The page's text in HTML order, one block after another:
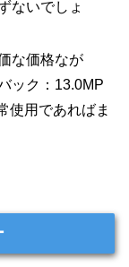
ないでしょ
な価格なが
ック：13.0MP
使用であればま